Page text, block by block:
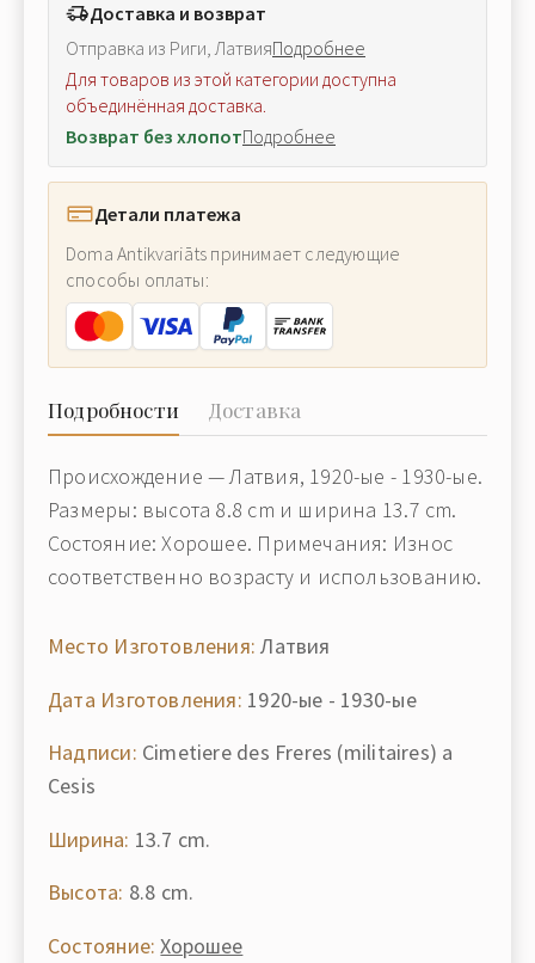
Доставка и возврат
Отправка из Риги, ЛатвияПодробнее
Для товаров из этой категории доступна
объединённая доставка.
Возврат без хлопотПодробнее
Детали платежа
Doma Antikvariāts принимает следующие
способы оплаты:
Подробности Доставка
Происхождение — Латвия, 1920-ые - 1930-ые.
Размеры: высота 8.8 cm и ширина 13.7 cm.
Состояние: Хорошее. Примечания: Износ
соответственно возрасту и использованию.
Место Изготовления: Латвия
Дата Изготовления: 1920-ые - 1930-ые
Надписи: Cimetiere des Freres (militaires) a
Cesis
Ширина: 13.7 cm.
Высота: 8.8 cm.
Состояние: Хорошее